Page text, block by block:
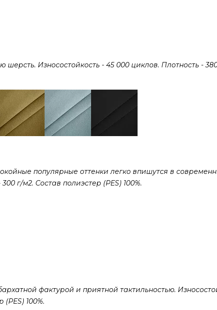
Износостойкость - 45 000 циклов. Плотность -
популярные оттенки легко впишутся в
г/м2. Состав полиэстер (PES) 100%.
фактурой и приятной тактильностью.
100%.